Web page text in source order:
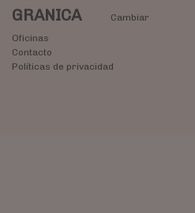
GRANICA
Cambiar
Oficinas
Contacto
Políticas de privacidad